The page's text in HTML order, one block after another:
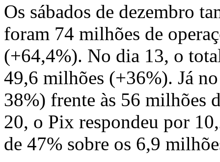
Os sábados de dezembro
foram 74 milhões de
(+64,4%). No dia 13, o
49,6 milhões (+36%). Já
38%) frente às 56 milhões
20, o Pix respondeu por
de 47% sobre os 6,9